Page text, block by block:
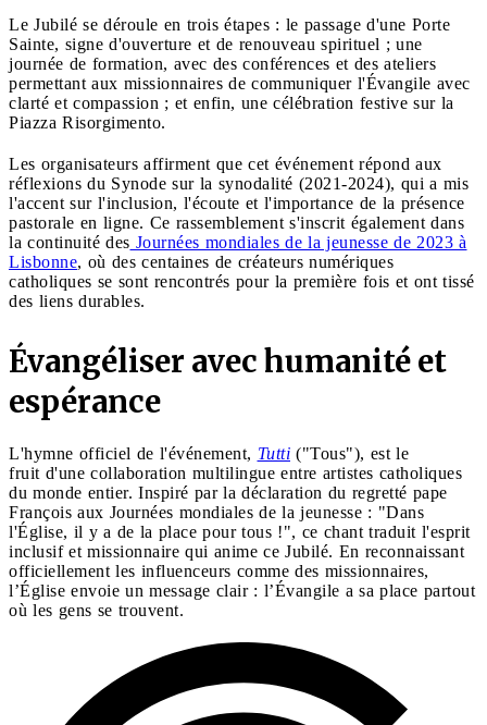
Le Jubilé se déroule en trois étapes : le passage d'une Porte
Sainte, signe d'ouverture et de renouveau spirituel ; une
journée de formation, avec des conférences et des ateliers
permettant aux missionnaires de communiquer l'Évangile avec
clarté et compassion ; et enfin, une célébration festive sur la
Piazza Risorgimento.
Les organisateurs affirment que cet événement répond aux
réflexions du Synode sur la synodalité (2021-2024), qui a mis
l'accent sur l'inclusion, l'écoute et l'importance de la présence
pastorale en ligne. Ce rassemblement s'inscrit également dans
la continuité des Journées mondiales de la jeunesse de 2023 à
Lisbonne, où des centaines de créateurs numériques
catholiques se sont rencontrés pour la première fois et ont tissé
des liens durables.
Évangéliser avec humanité et
espérance
L'hymne officiel de l'événement, Tutti ("Tous"), est le
fruit d'une collaboration multilingue entre artistes catholiques
du monde entier. Inspiré par la déclaration du regretté pape
François aux Journées mondiales de la jeunesse : "Dans
l'Église, il y a de la place pour tous !", ce chant traduit l'esprit
inclusif et missionnaire qui anime ce Jubilé. En reconnaissant
officiellement les influenceurs comme des missionnaires,
l’Église envoie un message clair : l’Évangile a sa place partout
où les gens se trouvent.